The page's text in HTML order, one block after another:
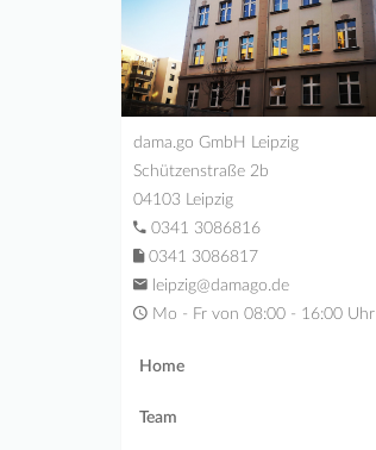
dama.go GmbH Leipzig
Schützenstraße 2b
04103 Leipzig
0341 3086816
0341 3086817
leipzig@damago.de
Mo - Fr von 08:00 - 16:00 Uhr
Home
Team